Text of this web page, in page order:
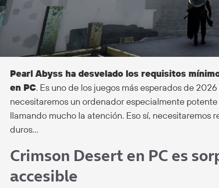
Pearl Abyss ha desvelado los requisitos
en PC. Es uno de los juegos más esperados de
necesitaremos un ordenador especialmente
llamando mucho la atención. Eso sí, necesitaremos
duros…
Crimson Desert en PC es
accesible